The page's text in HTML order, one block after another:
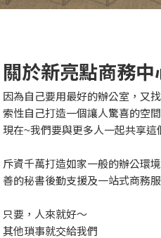
關於新亮點商務中
因為自己要用最好的辦公室，又
索性自己打造一個讓人驚喜的空間
現在~我們要與更多人一起共享這
斥資千萬打造如家一般的辦公環
善的秘書後勤支援及一站式商務
只要，人來就好～
其他瑣事就交給我們